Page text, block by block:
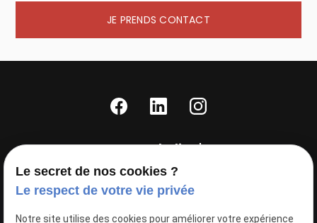
JE PRENDS CONTACT
Agence Nathalie T'KINT
50 Rue Princesse
59000LILLE
03 28 36 24 08
Le secret de nos cookies ?
Le respect de votre vie privée
Notre site utilise des cookies pour améliorer votre expérience